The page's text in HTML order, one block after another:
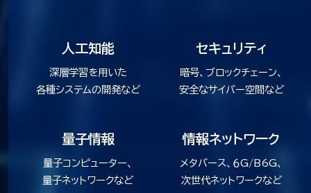
人工知能
深層学習を用いた
各種システムの開発など
セキュリティ
暗号、ブロックチェーン、
安全なサイバー空間など
量子情報
量子コンピューター、
量子ネットワークなど
情報ネットワーク
メタバース、６G/B6G、
次世代ネットワークなど